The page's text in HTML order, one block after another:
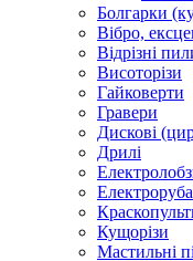
Болгарки
Вібро,
Відрізні
Висоторізи
Гайковерти
Гравери
Дискові
Дрилі
Кущорізи
Мастильні